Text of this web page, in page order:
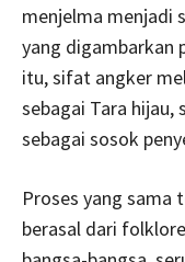
menjelma menjadi
yang digambarkan
itu, sifat angker
sebagai Tara hijau,
sebagai sosok
Proses yang sama
berasal dari